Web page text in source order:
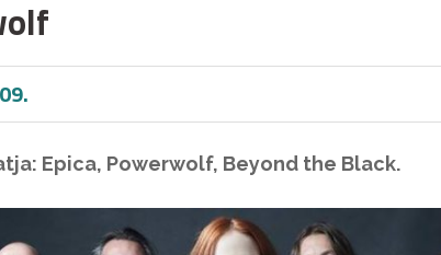
Epica, Powerwolf, Beyond the Black.